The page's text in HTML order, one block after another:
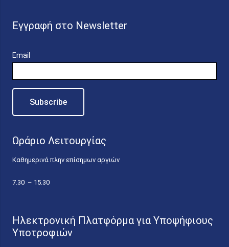
Εγγραφή στο Newsletter
Email
Ωράριο Λειτουργίας
Καθημερινά πλην επίσημων αργιών
7.30 – 15.30
Ηλεκτρονική Πλατφόρμα για Υποψήφιους
Υποτροφιών